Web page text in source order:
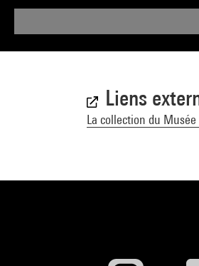
Liens
La collection du